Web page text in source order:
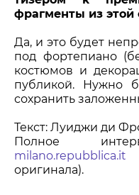
фрагменты из этой
Да, и это будет
под фортепиано
костюмов и
публикой. Нужно
сохранить
Текст: Луиджи ди
Полное
milano.repubblica.it
оригинала).